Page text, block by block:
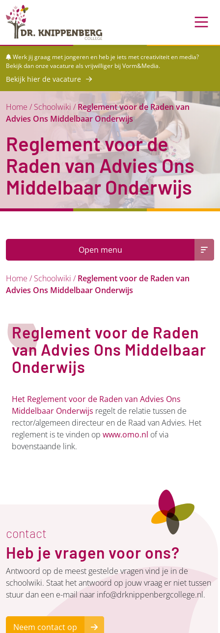
Skip to content
Skip to footer
Werk jij graag met jongeren en heb je iets met creativiteit en media?
Bekijk dan onze vacature als vrijwilliger bij Vorm&Media.
Bekijk hier de vacature
Home / Schoolwiki / Reglement voor de Raden van
Advies Ons Middelbaar Onderwijs
Reglement voor de
Raden van Advies Ons
Middelbaar Onderwijs
Open menu
Home /Schoolwiki /Reglement voor de Raden van
Advies Ons Middelbaar Onderwijs
Reglement voor de Raden
van Advies Ons Middelbaar
Onderwijs
Het Reglement voor de Raden van Advies Ons
Middelbaar Onderwijs regelt de relatie tussen de
rector/algemeen directeur en de Raad van Advies. Het
reglement is te vinden op www.omo.nl of via
bovenstaande link.
contact
Heb je vragen voor ons?
Antwoord op de meest gestelde vragen vind je in de
schoolwiki. Staat het antwoord op jouw vraag er niet tussen
stuur dan een e-mail naar info@drknippenbergcollege.nl.
Neem contact op